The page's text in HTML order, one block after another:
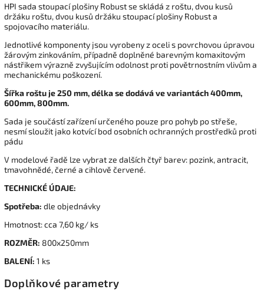
HPI sada stoupací plošiny Robust se skládá z roštu, dvou kusů
držáku roštu, dvou kusů držáku stoupací plošiny Robust a
spojovacího materiálu.
Jednotlivé komponenty jsou vyrobeny z oceli s povrchovou úpravou
žárovým zinkováním, případně doplněné barevným komaxitovým
nástřikem výrazně zvyšujícím odolnost proti povětrnostním vlivům a
mechanickému poškození.
Šířka roštu je 250 mm, délka se dodává ve variantách 400mm,
600mm, 800mm.
Sada je součástí zařízení určeného pouze pro pohyb po střeše,
nesmí sloužit jako kotvící bod osobních ochranných prostředků proti
pádu
V modelové řadě lze vybrat ze dalších čtyř barev: pozink, antracit,
tmavohnědé, černé a cihlově červené.
TECHNICKÉ ÚDAJE:
Spotřeba: dle objednávky
Hmotnost: cca 7,60 kg/ ks
ROZMĚR: 800x250mm
BALENÍ: 1 ks
Doplňkové parametry